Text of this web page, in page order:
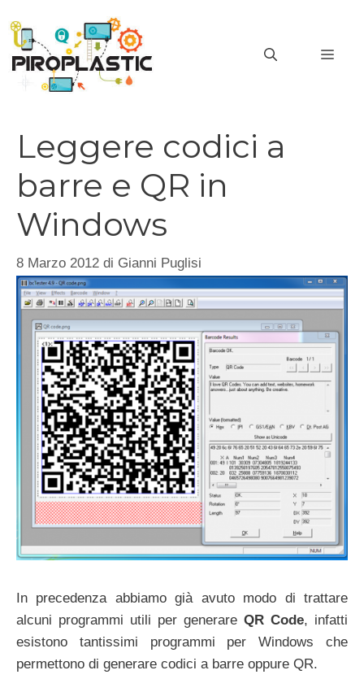
contenuto
Leggere codici a
barre e QR in
Windows
8 Marzo 2012 di Gianni Puglisi
In precedenza abbiamo già avuto modo di trattare
alcuni programmi utili per generare QR Code, infatti
esistono tantissimi programmi per Windows che
permettono di generare codici a barre oppure QR.